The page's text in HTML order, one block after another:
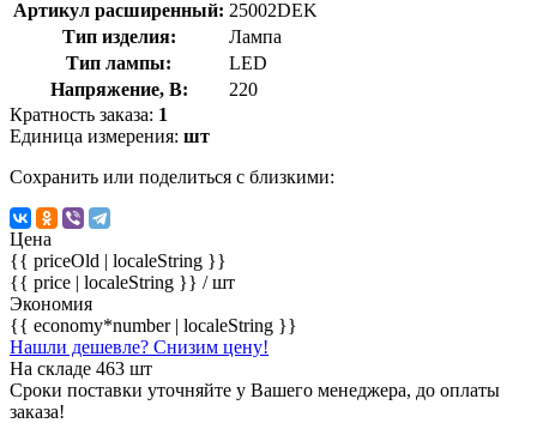
Артикул расширенный: 25002DEK
Тип изделия:
Лампа
Тип лампы:
LED
Напряжение, В:
220
Кратность заказа: 1
Единица измерения: шт
Сохранить или поделиться с близкими:
Цена
{{ priceOld | localeString }}
{{ price | localeString }} / шт
Экономия
{{ economy*number | localeString }}
Нашли дешевле? Снизим цену!
На складе 463 шт
Сроки поставки уточняйте у Вашего менеджера, до оплаты
заказа!